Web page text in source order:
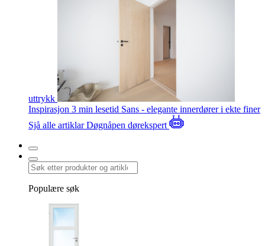
uttrykk
Inspirasjon 3 min lesetid Sans - elegante innerdører i ekte finer
Sjå alle artiklarDøgnåpen dørekspert
Populære søk